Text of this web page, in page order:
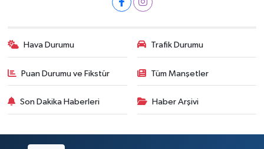
Hava Durumu Trafik Durumu
Puan Durumu ve Fikstür Tüm Manşetler
Son Dakika Haberleri Haber Arşivi